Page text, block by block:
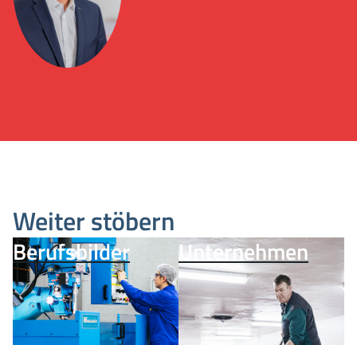
Weiter stöbern
Berufsbilder Unternehmen